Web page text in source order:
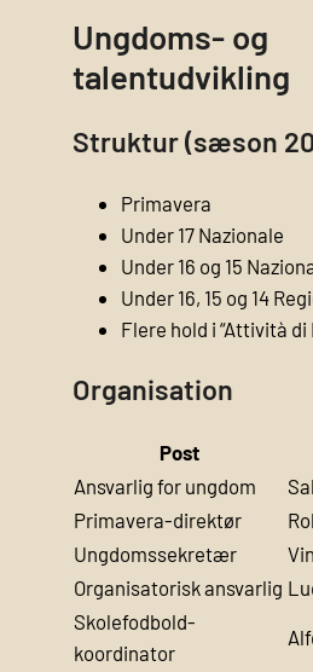
Ungdoms- og
talentudvikling
Struktur (sæson
Primavera
Under 17 Nazionale
Under 16 og 15
Under 16, 15 og 14
Flere hold i “Attività di
Organisation
Post
Ansvarlig for ungdom
Primavera-direktør
Ungdomssekretær
Organisatorisk ansvarlig
Skolefodbold-
koordinator